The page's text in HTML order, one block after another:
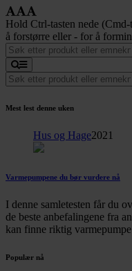
Hold Ctrl-tasten nede
å forstørre eller - for å
Mest lest denne uken
Hus og Hage2021
Varmepumpene du bør vurdere nå
I denne samletesten får du
de beste anbefalingene fra
kan finne riktig
Populær nå